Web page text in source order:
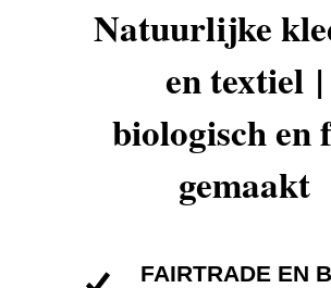
Natuurlijke
en textiel |
biologisch en
gemaakt
FAIRTRADE EN